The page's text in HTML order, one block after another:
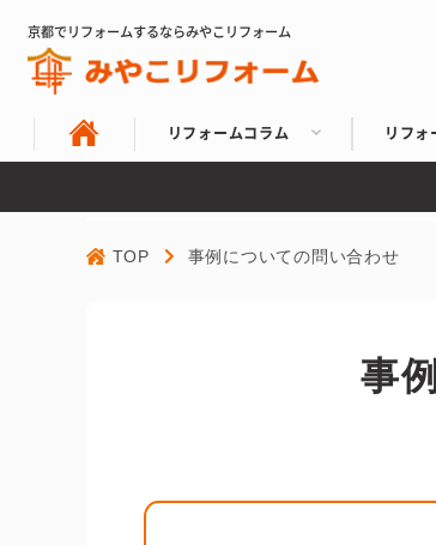
京都でリフォームするならみやこリフォーム
リフォームコラム リフォ
TOP 事例についての問い合わせ
事